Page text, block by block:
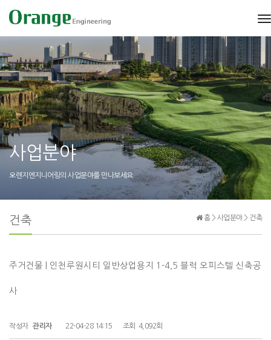
사업분야
오렌지엔지니어링의 사업분야를 만나보세요
홈 > 사업분야 > 건축
건축
주거건물 | 인천루원시티 일반상업용지 1-4,5 블럭 오피스텔 신축공
사
작성자 관리자 22-04-28 14:15 조회 4,092회